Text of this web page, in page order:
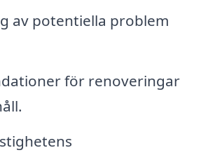
av potentiella problem
för renoveringar